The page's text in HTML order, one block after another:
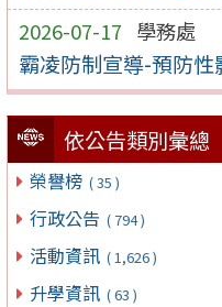
2026-07-17 學務處
霸凌防制宣導-預防
依公告類別彙總
榮譽榜 ( 35 )
行政公告 ( 794 )
活動資訊 ( 1,626 )
升學資訊 ( 63 )